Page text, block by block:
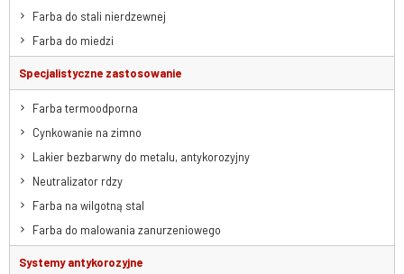
Farba do stali nierdzewnej
Farba do miedzi
Specjalistyczne zastosowanie
Farba termoodporna
Cynkowanie na zimno
Lakier bezbarwny do metalu, antykorozyjny
Neutralizator rdzy
Farba na wilgotną stal
Farba do malowania zanurzeniowego
Systemy antykorozyjne